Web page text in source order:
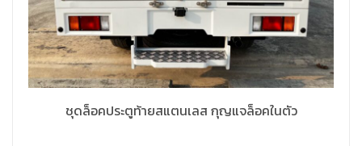
ชุดล็อคประตูท้ายสแตนเลส กุญแจล็อคในตัว